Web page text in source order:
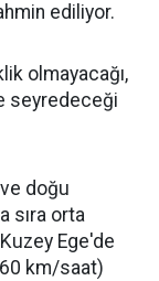
ediliyor.
olmayacağı,
seyredeceği
doğu
sıra orta
Ege'de
km/saat)